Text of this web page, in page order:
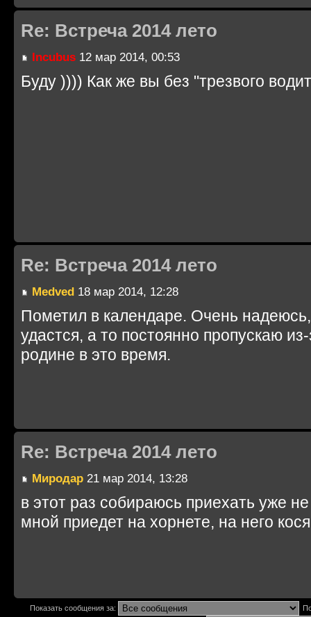
Re: Встреча 2014 лето
Incubus 12 мар 2014, 00:53
Буду )))) Как же вы без "трезвого
Re: Встреча 2014 лето
Medved 18 мар 2014, 12:28
Пометил в календаре. Очень надеюсь,
удастся, а то постоянно пропускаю
родине в это время.
Re: Встреча 2014 лето
Миродар 21 мар 2014, 13:28
в этот раз собираюсь приехать уже
мной приедет на хорнете, на него
Показать сообщения за: